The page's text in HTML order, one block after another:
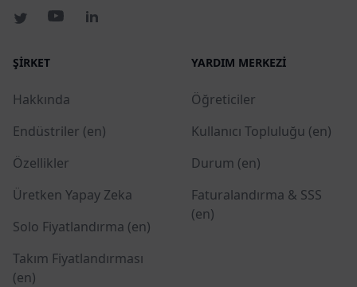
ŞIRKET
Hakkında
Endüstriler (en)
Özellikler
Üretken Yapay Zeka
Solo Fiyatlandırma (en)
Takım Fiyatlandırması
(en)
YARDIM MERKEZI
Öğreticiler
Kullanıcı Topluluğu (en)
Durum (en)
Faturalandırma & SSS
(en)